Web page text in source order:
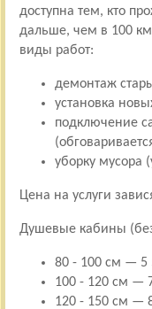
доступна тем, кто
дальше, чем в 100
виды работ:
демонтаж
установка
подключение
уборку мусора
Цена на услуги
Душевые кабины
80 - 100 см — 5
100 - 120 см —
120 - 150 см —